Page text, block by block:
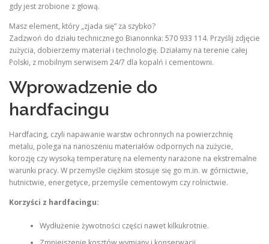
gdy jest zrobione z głową.
Masz element, który „zjada się” za szybko?
Zadzwoń do działu technicznego Bianonnka: 570 933 114. Przyślij zdjęcie
zużycia, dobierzemy materiał i technologię. Działamy na terenie całej
Polski, z mobilnym serwisem 24/7 dla kopalń i cementowni.
Wprowadzenie do
hardfacingu
Hardfacing, czyli napawanie warstw ochronnych na powierzchnię
metalu, polega na nanoszeniu materiałów odpornych na zużycie,
korozję czy wysoką temperaturę na elementy narażone na ekstremalne
warunki pracy. W przemyśle ciężkim stosuje się go m.in. w górnictwie,
hutnictwie, energetyce, przemyśle cementowym czy rolnictwie.
Korzyści z hardfacingu:
Wydłużenie żywotności części nawet kilkukrotnie.